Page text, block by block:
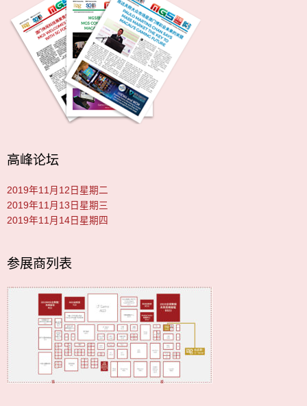
高峰论坛
2019年11月12日星期二
2019年11月13日星期三
2019年11月14日星期四
参展商列表